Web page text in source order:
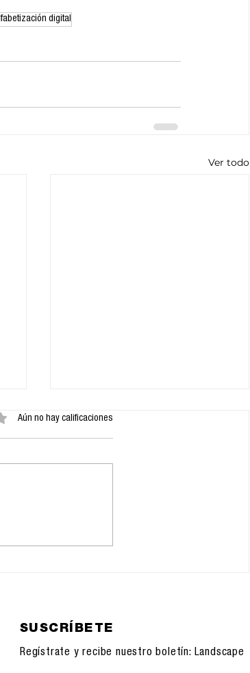
digital
Ver todo
5 estrellas.
Aún no hay calificaciones
SUSCRÍBETE
Regístrate y recibe nuestro boletín: Landscape